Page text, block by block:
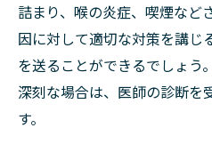
詰まり、喉の炎症、喫煙など
因に対して適切な対策を講じ
を送ることができるでしょう
深刻な場合は、医師の診断を
す。